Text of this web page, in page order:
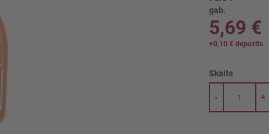
gab.
5,69 €
+0,10 € depozīts
Skaits
+
-